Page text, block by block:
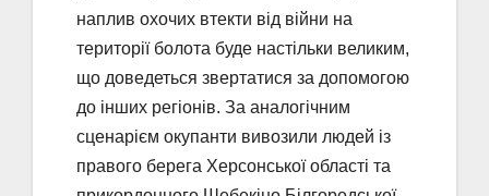
наплив охочих втекти від війни на
території болота буде настільки великим,
що доведеться звертатися за допомогою
до інших регіонів. За аналогічним
сценарієм окупанти вивозили людей із
правого берега Херсонської області та